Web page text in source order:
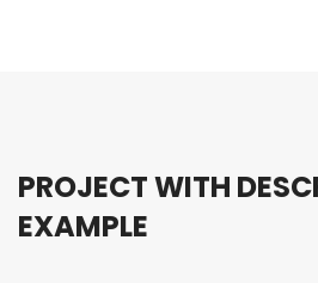
PROJECT WITH
EXAMPLE